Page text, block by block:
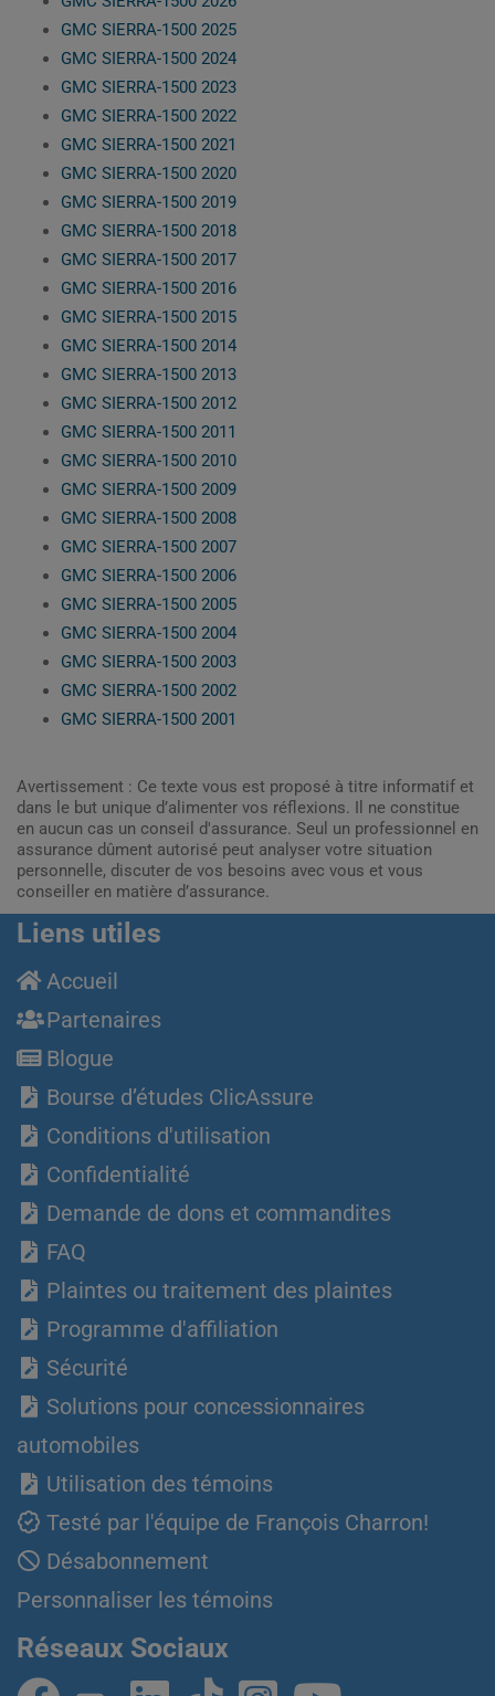
GMC SIERRA-1500 2025
GMC SIERRA-1500 2024
GMC SIERRA-1500 2023
GMC SIERRA-1500 2022
GMC SIERRA-1500 2021
GMC SIERRA-1500 2020
GMC SIERRA-1500 2019
GMC SIERRA-1500 2018
GMC SIERRA-1500 2017
GMC SIERRA-1500 2016
GMC SIERRA-1500 2015
GMC SIERRA-1500 2014
GMC SIERRA-1500 2013
GMC SIERRA-1500 2012
GMC SIERRA-1500 2011
GMC SIERRA-1500 2010
GMC SIERRA-1500 2009
GMC SIERRA-1500 2008
GMC SIERRA-1500 2007
GMC SIERRA-1500 2006
GMC SIERRA-1500 2005
GMC SIERRA-1500 2004
GMC SIERRA-1500 2003
GMC SIERRA-1500 2002
GMC SIERRA-1500 2001
Avertissement : Ce texte vous est proposé à titre informatif et
dans le but unique d’alimenter vos réflexions. Il ne constitue
en aucun cas un conseil d'assurance. Seul un professionnel en
assurance dûment autorisé peut analyser votre situation
personnelle, discuter de vos besoins avec vous et vous
conseiller en matière d’assurance.
Liens utiles
Accueil
Partenaires
Blogue
Bourse d’études ClicAssure
Conditions d'utilisation
Confidentialité
Demande de dons et commandites
FAQ
Plaintes ou traitement des plaintes
Programme d'affiliation
Sécurité
Solutions pour concessionnaires
automobiles
Utilisation des témoins
Testé par l'équipe de François Charron!
Désabonnement
Personnaliser les témoins
Réseaux Sociaux